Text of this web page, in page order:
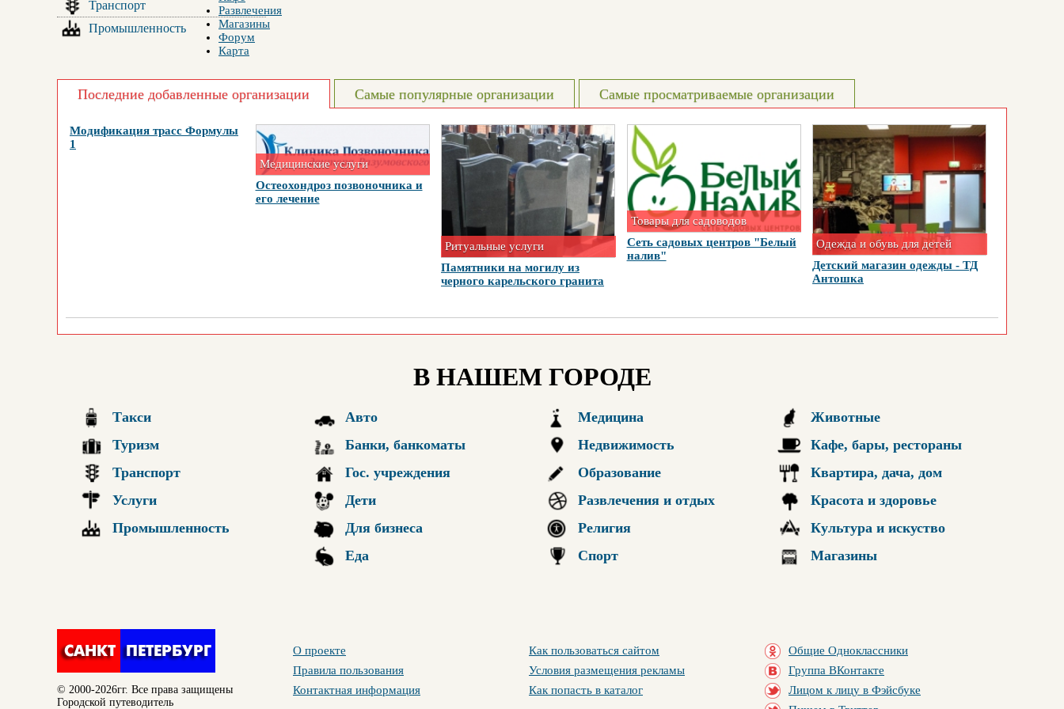
Развлечения
Магазины
Форум
Карта
Транспорт
Промышленность
Последние добавленные организации
Модификация трасс Формулы
1
Медицинские услуги
Остеохондроз позвоночника и
его лечение
Ритуальные услуги
Памятники на могилу из
черного карельского гранита
Товары для садоводов
Сеть садовых центров "Белый
налив"
Одежда и обувь для детей
Детский магазин одежды - ТД
Антошка
Самые популярные организации Самые просматриваемые организации
В НАШЕМ ГОРОДЕ
Такси
Туризм
Транспорт
Услуги
Промышленность
Авто
Банки, банкоматы
Гос. учреждения
Дети
Для бизнеса
Еда
Медицина
Недвижимость
Образование
Развлечения и отдых
Религия
Спорт
Животные
Кафе, бары, рестораны
Квартира, дача, дом
Красота и здоровье
Культура и искуство
Магазины
© 2000-2026гг. Все права защищены
Городской путеводитель
О проекте
Правила пользования
Контактная информация
Как пользоваться сайтом
Условия размещения рекламы
Как попасть в каталог
Общие Одноклассники
Группа ВКонтакте
Лицом к лицу в Фэйсбуке